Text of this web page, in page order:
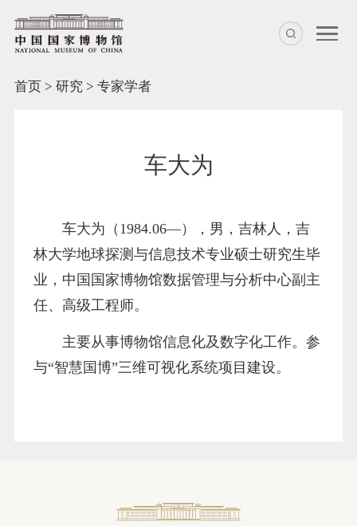
首页> 研究 > 专家学者
车大为
车大为（1984.06—），男，吉林人，吉
林大学地球探测与信息技术专业硕士研究生毕
业，中国国家博物馆数据管理与分析中心副主
任、高级工程师。
主要从事博物馆信息化及数字化工作。参
与“智慧国博”三维可视化系统项目建设。